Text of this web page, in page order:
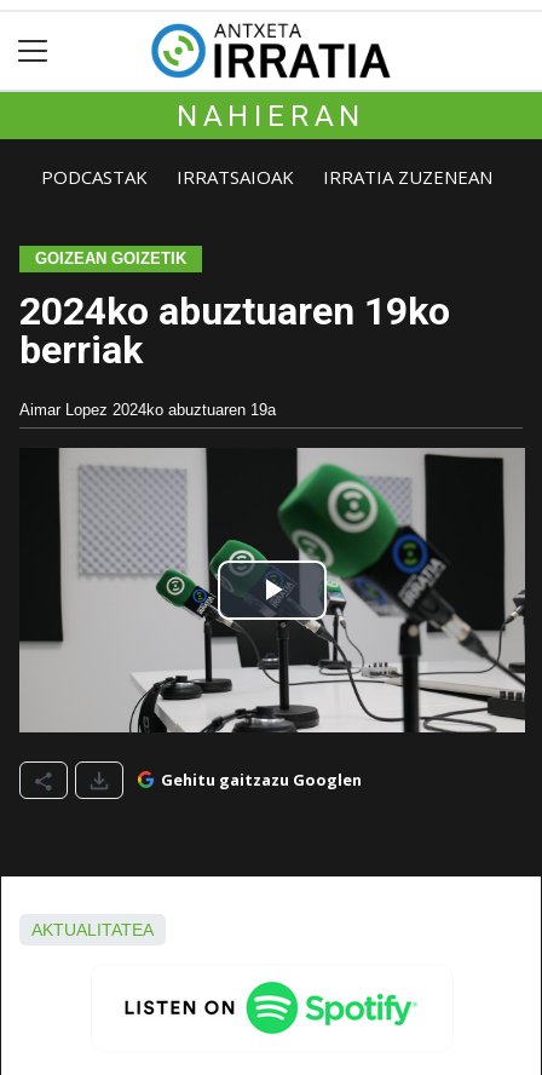
NAHIERAN
PODCASTAK IRRATSAIOAK IRRATIA ZUZENEAN
GOIZEAN GOIZETIK
2024ko abuztuaren 19ko
berriak
Aimar Lopez 2024ko abuztuaren 19a
Gehitu gaitzazu Googlen
AKTUALITATEA